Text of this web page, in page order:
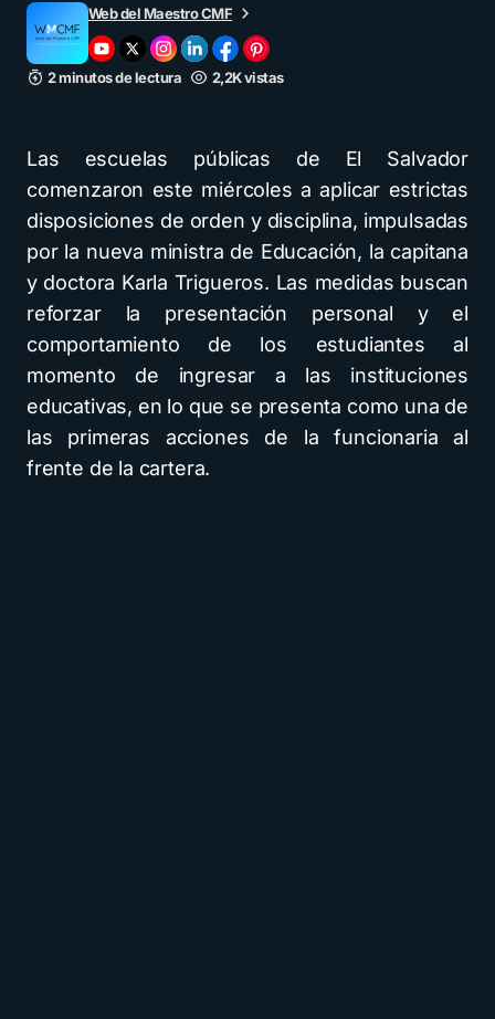
Web del Maestro CMF
2 minutos de lectura 2,2K vistas
Las escuelas públicas de El Salvador
comenzaron este miércoles a aplicar estrictas
disposiciones de orden y disciplina, impulsadas
por la nueva ministra de Educación, la capitana
y doctora Karla Trigueros. Las medidas buscan
reforzar la presentación personal y el
comportamiento de los estudiantes al
momento de ingresar a las instituciones
educativas, en lo que se presenta como una de
las primeras acciones de la funcionaria al
frente de la cartera.